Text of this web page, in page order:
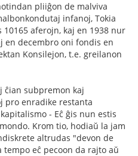
pliiĝon de malviva
infanoj, Tokia
10165 aferojn, kaj en 1938 nur
en decembro oni fondis en
Konsilejon, t.e. greilanon
ĉian subpremon kaj
pro enradike restanta
- Eĉ ĝis nun estis
Krom tio, hodiaŭ la jam
altrudas "devon de
eĉ pecoon da rajto aŭ